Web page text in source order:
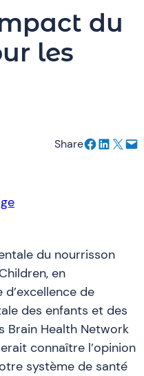
du
les
SharePartager sur Facebook Partager sur LinkedIn Envoyer cette page par e-mail
du nourrisson
en
de
des enfants et des
Brain Health Network
connaître l’opinion
système de santé